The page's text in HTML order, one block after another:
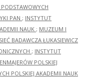
PAN ; INSTYTUT
NAUK ; MUZEUM I
SIEĆ BADAWCZA ŁUKASIEWICZ
; INSTYTUT
POLSKIEJ
POLSKIEJ AKADEMII NAUK